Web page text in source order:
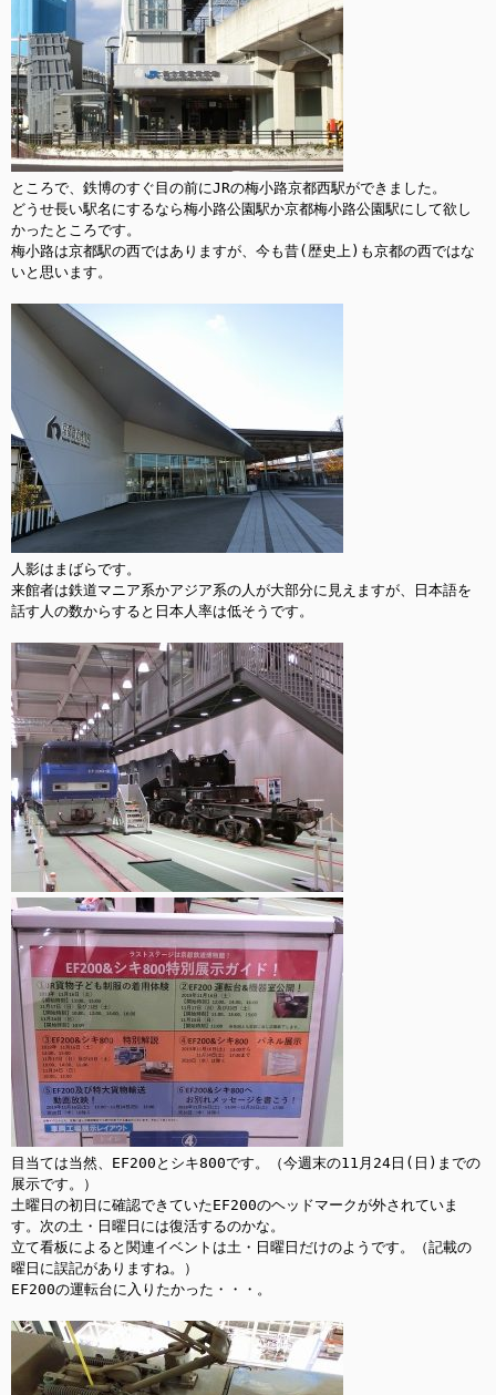
ところで、鉄博のすぐ目の前にJRの梅小路京都西駅ができました。
どうせ長い駅名にするなら梅小路公園駅か京都梅小路公園駅にして欲し
かったところです。
梅小路は京都駅の西ではありますが、今も昔(歴史上)も京都の西ではな
いと思います。
人影はまばらです。
来館者は鉄道マニア系かアジア系の人が大部分に見えますが、日本語を
話す人の数からすると日本人率は低そうです。
目当ては当然、EF200とシキ800です。（今週末の11月24日(日)までの
展示です。）
土曜日の初日に確認できていたEF200のヘッドマークが外されていま
す。次の土・日曜日には復活するのかな。
立て看板によると関連イベントは土・日曜日だけのようです。（記載の
曜日に誤記がありますね。）
EF200の運転台に入りたかった・・・。